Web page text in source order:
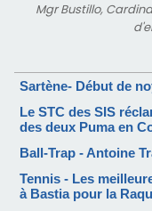
Mgr Bustillo,
Sartène- Début de
Le STC des SIS
des deux Puma en
Ball-Trap - Antoine
Tennis - Les
à Bastia pour la